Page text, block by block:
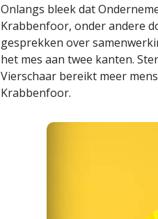
Onlangs bleek dat
Krabbenfoor, onder andere
gesprekken over
het mes aan twee kanten.
Vierschaar bereikt meer
Krabbenfoor.